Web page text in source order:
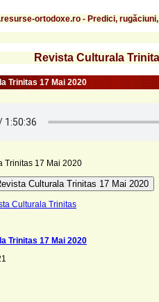
ortodoxe.ro - Predici,
Revista Culturala
Trinitas 17 Mai 2020
Trinitas 17 Mai 2020
Culturala Trinitas 17 Mai 2020
Culturala Trinitas
Trinitas 17 Mai 2020